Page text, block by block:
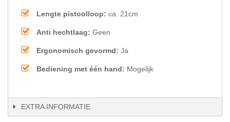
Lengte pistoolloop: ca. 21cm
Anti hechtlaag: Geen
Ergonomisch gevormd: Ja
Bediening met één hand: Mogelijk
EXTRA INFORMATIE